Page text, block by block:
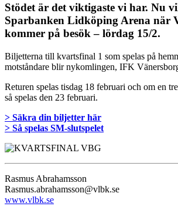
Stödet är det viktigaste vi har. Nu
Sparbanken Lidköping Arena när
kommer på besök – lördag 15/2.
Biljetterna till kvartsfinal 1 som spelas på
motståndare blir nykomlingen, IFK
Returen spelas tisdag 18 februari och om en
så spelas den 23 februari.
> Säkra din biljetter här
> Så spelas SM-slutspelet
Rasmus Abrahamsson
Rasmus.abrahamsson@vlbk.se
www.vlbk.se